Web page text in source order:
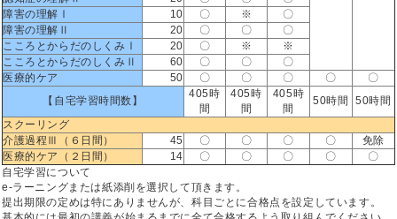
障害の理解Ⅰ
10 〇 ※
〇
障害の理解Ⅱ
20 〇 〇
〇
こころとからだのしくみⅠ
20 〇 ※
※
こころとからだのしくみⅡ
60 〇 〇
〇
医療的ケア
50 〇 〇 〇 〇
〇
【自宅学習時間数】
405時
間
405時
間
405時
間
50時間
50時間
スクーリング
介護過程Ⅲ（６日間）
45 〇 〇 〇 〇
免除
医療的ケア（２日間）
14 〇 〇 〇 〇
〇
自宅学習について
e-ラーニングまたは紙添削を選択して頂きます。
提出期限の定めは特にありませんが、科目ごとに合格点を設定しています。